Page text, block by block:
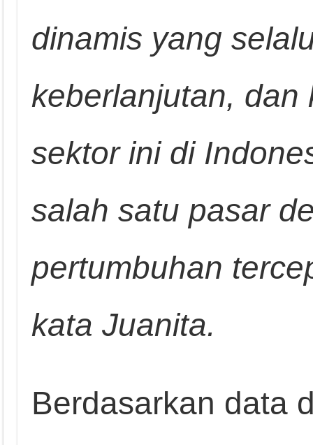
dinamis yang
keberlanjutan, dan
sektor ini di
salah satu pasar
pertumbuhan
kata Juanita.
Berdasarkan data